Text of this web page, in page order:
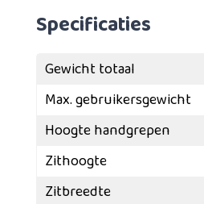
Specificaties
Gewicht totaal
Max. gebruikersgewicht
Hoogte handgrepen
Zithoogte
Zitbreedte